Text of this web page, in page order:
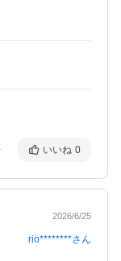
いいね 0
2026/6/25
rio********さん